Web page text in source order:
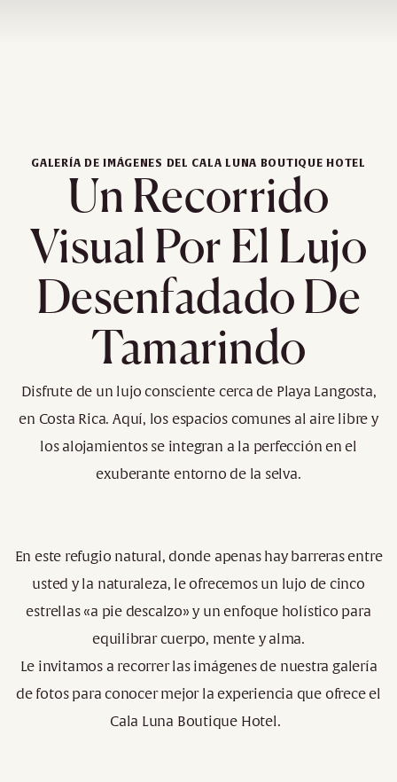
GALERÍA DE IMÁGENES DEL CALA LUNA BOUTIQUE HOTEL
Un Recorrido
Visual Por El Lujo
Desenfadado De
Tamarindo
Disfrute de un lujo consciente cerca de Playa Langosta,
en Costa Rica. Aquí, los espacios comunes al aire libre y
los alojamientos se integran a la perfección en el
exuberante entorno de la selva.
En este refugio natural, donde apenas hay barreras entre
usted y la naturaleza, le ofrecemos un lujo de cinco
estrellas «a pie descalzo» y un enfoque holístico para
equilibrar cuerpo, mente y alma.
Le invitamos a recorrer las imágenes de nuestra galería
de fotos para conocer mejor la experiencia que ofrece el
Cala Luna Boutique Hotel.